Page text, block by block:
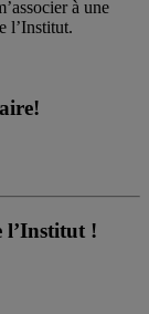
à une
l’Institut.
l’Institut !